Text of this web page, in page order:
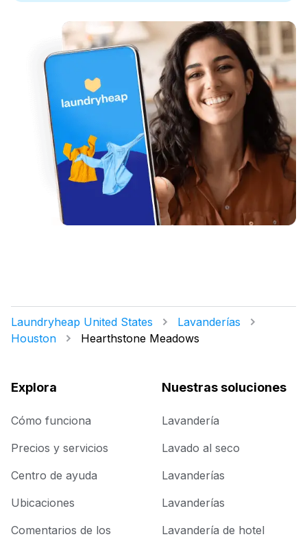
Laundryheap United States
Lavanderías
Houston
Hearthstone Meadows
Explora
Cómo funciona
Precios y servicios
Centro de ayuda
Ubicaciones
Comentarios de los
Nuestras soluciones
Lavandería
Lavado al seco
Lavanderías
Lavanderías
Lavandería de hotel